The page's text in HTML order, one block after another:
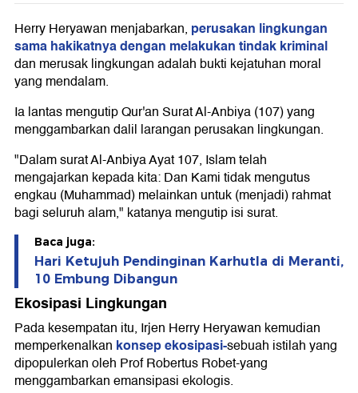
Herry Heryawan menjabarkan, perusakan lingkungan
sama hakikatnya dengan melakukan tindak kriminal
dan merusak lingkungan adalah bukti kejatuhan moral
yang mendalam.
Ia lantas mengutip Qur'an Surat Al-Anbiya (107) yang
menggambarkan dalil larangan perusakan lingkungan.
"Dalam surat Al-Anbiya Ayat 107, Islam telah
mengajarkan kepada kita: Dan Kami tidak mengutus
engkau (Muhammad) melainkan untuk (menjadi) rahmat
bagi seluruh alam," katanya mengutip isi surat.
Baca juga:
Hari Ketujuh Pendinginan Karhutla di Meranti,
10 Embung Dibangun
Ekosipasi Lingkungan
Pada kesempatan itu, Irjen Herry Heryawan kemudian
memperkenalkan konsep ekosipasi-sebuah istilah yang
dipopulerkan oleh Prof Robertus Robet-yang
menggambarkan emansipasi ekologis.